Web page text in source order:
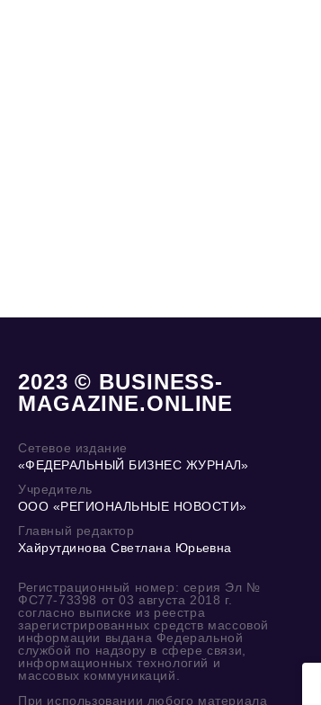
2023 © BUSINESS-
MAGAZINE.ONLINE
Сетевое издание
«ФЕДЕРАЛЬНЫЙ БИЗНЕС ЖУРНАЛ»
Учредитель
ООО «РЕГИОНАЛЬНЫЕ НОВОСТИ»
Главный редактор
Хайрутдинова Светлана Юрьевна
Регистрационный номер: серия Эл №
ФС77-73398 от 03 августа 2018 г.
согласно выписке из реестра
зарегистрированных средств массовой
информации выдана Федеральной
службой по надзору в сфере связи,
информационных технологий и
массовых коммуникаций.
При использовании любого материала